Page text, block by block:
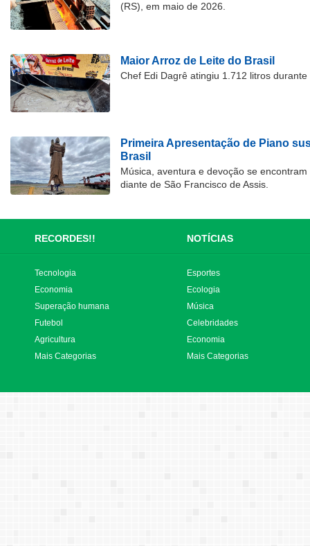
(RS), em maio de 2026.
Maior Arroz de Leite do Brasil
Chef Edi Dagrê atingiu 1.712 litros
Primeira Apresentação de Piano
Brasil
Música, aventura e devoção se
diante de São Francisco de Assis.
RECORDES!! NOTÍCIAS
Tecnologia
Economia
Superação humana
Futebol
Agricultura
Mais Categorias
Esportes
Ecologia
Música
Celebridades
Economia
Mais Categorias